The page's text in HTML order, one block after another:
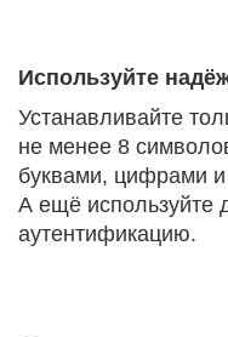
Используйте
Устанавливайте
не менее 8
буквами, цифрами
А ещё используйте
аутентификацию.